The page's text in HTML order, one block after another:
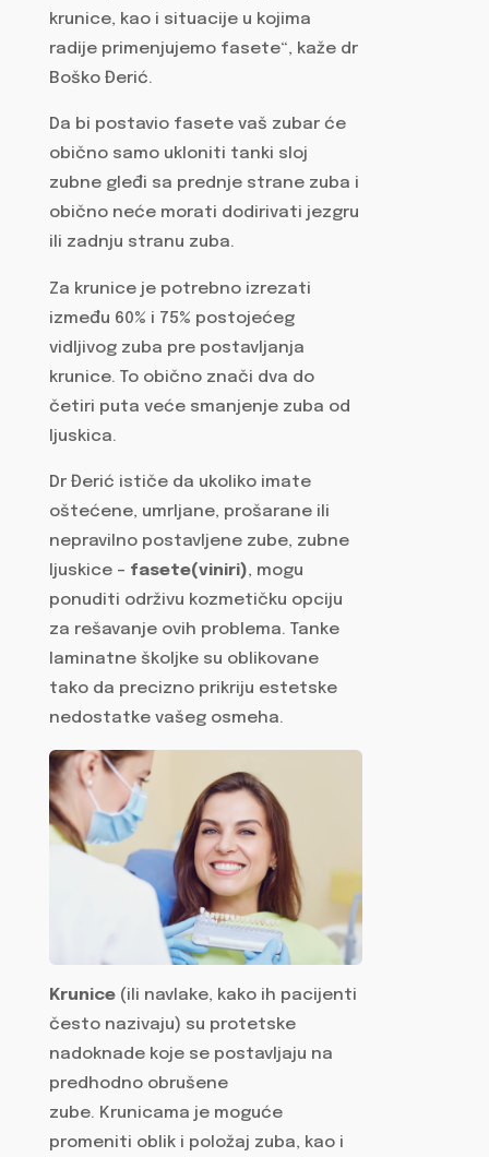
krunice, kao i situacije u kojima
radije primenjujemo fasete“, kaže dr
Boško Đerić.
Da bi postavio fasete vaš zubar će
obično samo ukloniti tanki sloj
zubne gleđi sa prednje strane zuba i
obično neće morati dodirivati jezgru
ili zadnju stranu zuba.
Za krunice je potrebno izrezati
između 60% i 75% postojećeg
vidljivog zuba pre postavljanja
krunice. To obično znači dva do
četiri puta veće smanjenje zuba od
ljuskica.
Dr Đerić ističe da ukoliko imate
oštećene, umrljane, prošarane ili
nepravilno postavljene zube, zubne
ljuskice – fasete(viniri), mogu
ponuditi održivu kozmetičku opciju
za rešavanje ovih problema. Tanke
laminatne školjke su oblikovane
tako da precizno prikriju estetske
nedostatke vašeg osmeha.
Krunice(ili navlake, kako ih pacijenti
često nazivaju) su protetske
nadoknade koje se postavljaju na
predhodno obrušene
zube. Krunicama je moguće
promeniti oblik i položaj zuba, kao i